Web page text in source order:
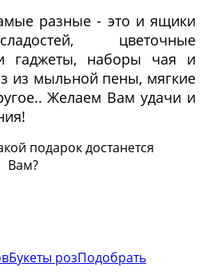
разные - это и ящики
цветочные
гаджеты, наборы чая и
из мыльной пены, мягкие
Желаем Вам удачи и
Букеты розПодобрать